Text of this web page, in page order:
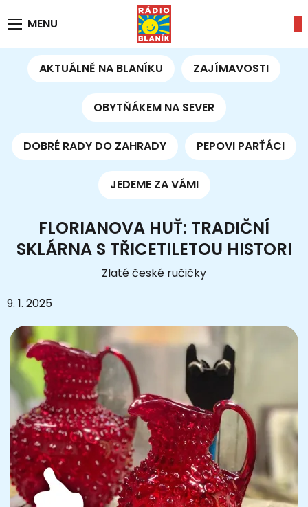
MENU
AKTUÁLNĚ NA BLANÍKU ZAJÍMAVOSTI
OBYTŇÁKEM NA SEVER
DOBRÉ RADY DO ZAHRADY PEPOVI PARŤÁCI
JEDEME ZA VÁMI
FLORIANOVA HUŤ: TRADIČNÍ
SKLÁRNA S TŘICETILETOU HISTORI
Zlaté české ručičky
9. 1. 2025